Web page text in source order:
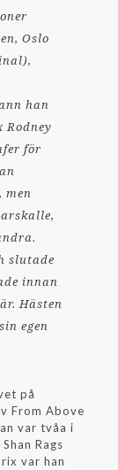
Oslo
han
för
men
slutade
innan
Hästen
egen
på
From Above
var tvåa i
Rags
var han